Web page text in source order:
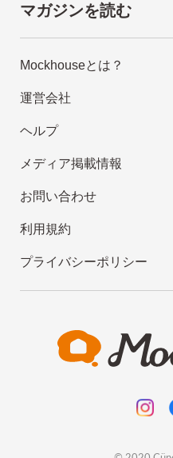
マガジンを読む
Mockhouseとは？
運営会社
ヘルプ
メディア掲載情報
お問い合わせ
利用規約
プライバシーポリシー